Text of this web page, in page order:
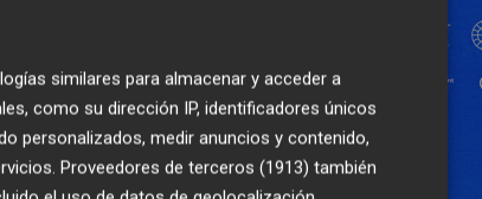
similares para almacenar y acceder a
como su dirección IP, identificadores únicos
personalizados, medir anuncios y contenido,
Proveedores de terceros (1913) también